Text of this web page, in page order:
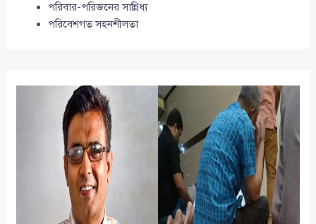
পরিবার-পরিজনের সান্নিধ্য
পরিবেশগত সহনশীলতা